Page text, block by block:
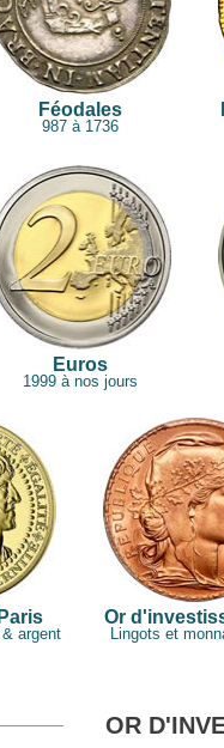
Féodales
987 à 1736
Euros
1999 à nos jours
argent
Or
Lingots et
OR